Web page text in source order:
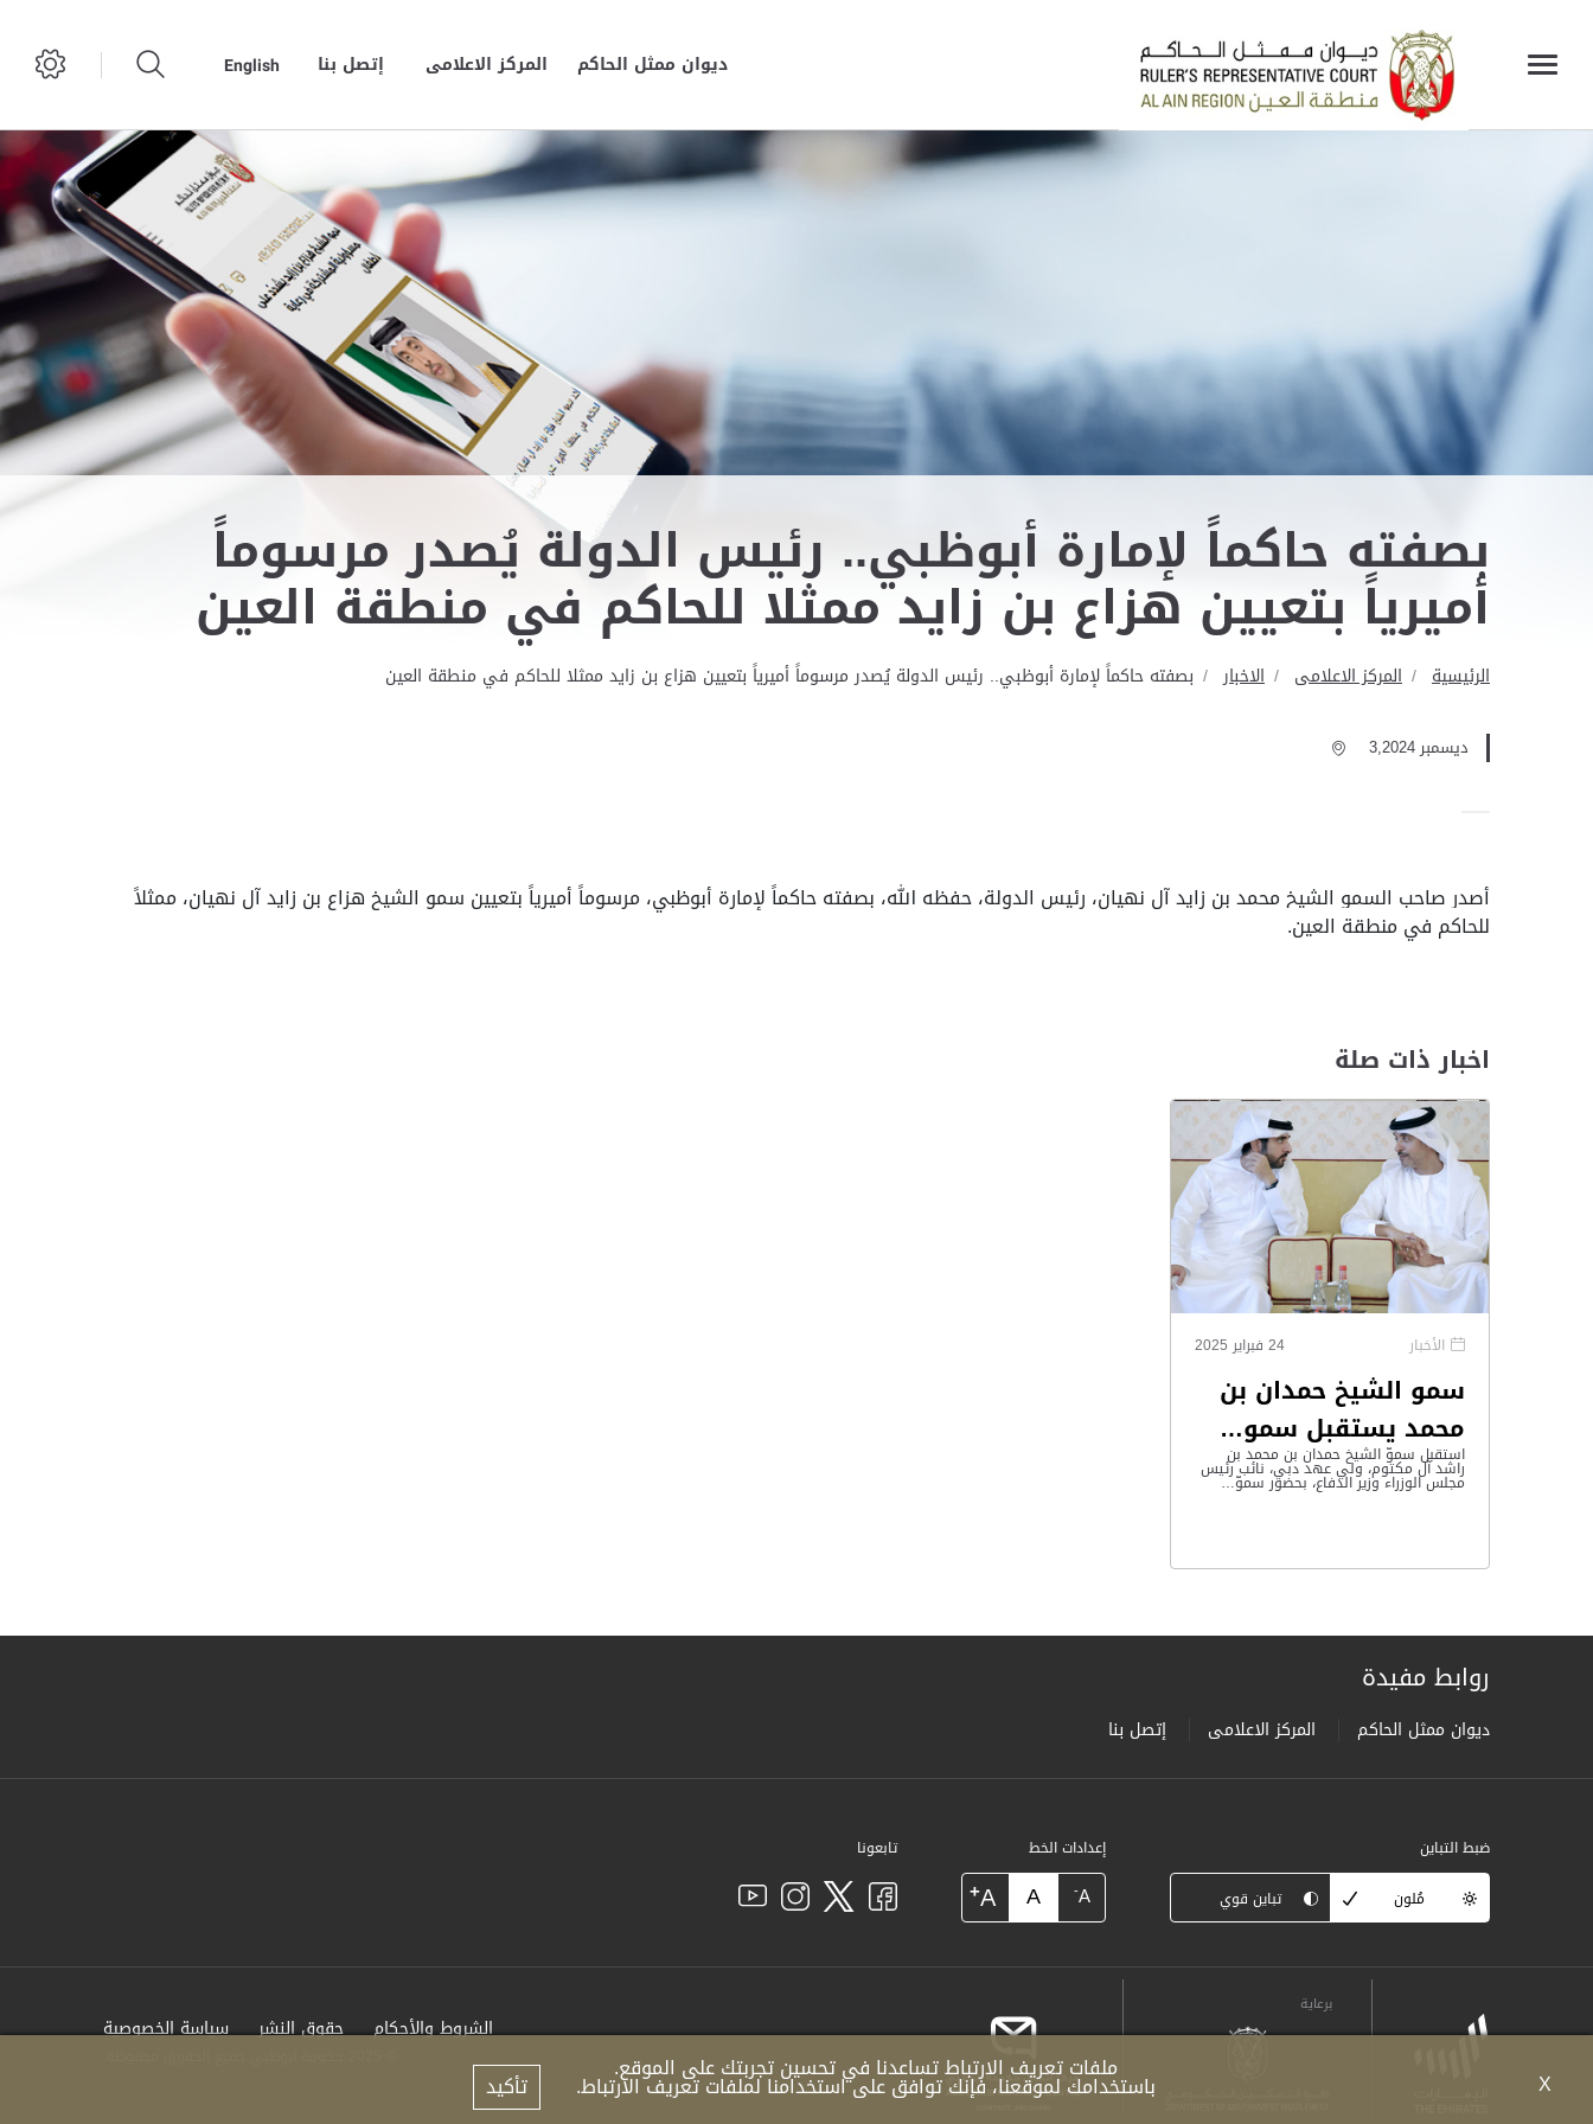
ديوان ممثل الحاكم المركز الاعلامى إتصل بنا English
بصفته حاكماً لإمارة أبوظبي.. رئيس الدولة يُصدر مرسوماً
أميرياً بتعيين هزاع بن زايد ممثلا للحاكم في منطقة العين
الرئيسية المركز الاعلامى الاخبار بصفته حاكماً لإمارة أبوظبي.. رئيس الدولة يُصدر مرسوماً أميرياً بتعيين هزاع بن زايد ممثلا للحاكم في منطقة العين
ديسمبر 3,2024
أصدر صاحب السمو الشيخ محمد بن زايد آل نهيان، رئيس الدولة، حفظه الله، بصفته حاكماً لإمارة أبوظبي، مرسوماً أميرياً بتعيين سمو الشيخ هزاع بن زايد آل نهيان، ممثلاً
للحاكم في منطقة العين.
اخبار ذات صلة
الأخبار 24 فبراير 2025
سمو الشيخ حمدان بن
محمد يستقبل سمو…
استقبل سموّ الشيخ حمدان بن محمد بن
راشد آل مكتوم، ولي عهد دبي، نائب رئيس
مجلس الوزراء وزير الدفاع، بحضور سموّ…
روابط مفيدة
ديوان ممثل الحاكم المركز الاعلامى إتصل بنا
ضبط التباين
مُلون
تباين قوي
إعدادات الخط
A
-
A
A
+
تابعونا
برعاية
الشروط والأحكام حقوق النشر سياسة الخصوصية
X ملفات تعريف الارتباط تساعدنا في تحسين تجربتك على الموقع.
باستخدامك لموقعنا، فإنك توافق على استخدامنا لملفات تعريف الارتباط. تأكيد